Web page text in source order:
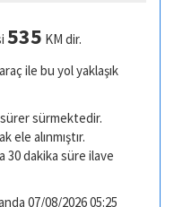
535 KM dir.
ile bu yol yaklaşık
sürer sürmektedir.
ele alınmıştır.
30 dakika süre ilave
07/08/2026 05:25